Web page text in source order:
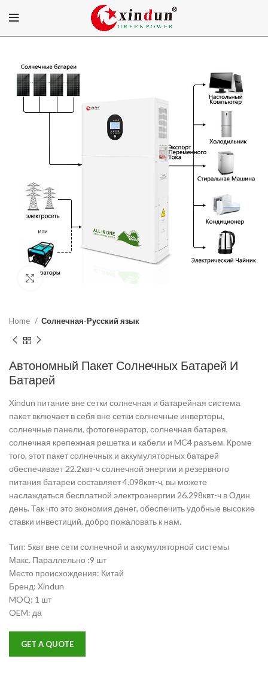
Click to enlarge
Home Солнечная-Русский язык
Автономный Пакет Солнечных Батарей И
Батарей
Xindun питание вне сетки солнечная и батарейная система
пакет включает в себя вне сетки солнечные инверторы,
солнечные панели, фотогенератор, солнечная батарея,
солнечная крепежная решетка и кабели и MC4 разъем. Кроме
того, этот пакет солнечных и аккумуляторных батарей
обеспечивает 22.2квт-ч солнечной энергии и резервного
питания батареи составляет 4.098квт-ч, вы можете
наслаждаться бесплатной электроэнергии 26.298квт-ч в Один
день. Так что это экономия денег, обеспечить удобные высокие
ставки инвестиций, добро пожаловать к нам.
Тип: 5квт вне сети солнечной и аккумуляторной системы
Макс. Параллельно :9 шт
Место происхождения: Китай
Бренд: Xindun
MOQ: 1 шт
OEM: да
GET A QUOTE